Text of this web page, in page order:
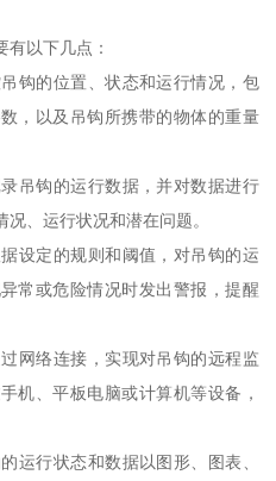
以下几点：
钩的位置、状态和运行情况，包
，以及吊钩所携带的物体的重量
吊钩的运行数据，并对数据进行
、运行状况和潜在问题。
设定的规则和阈值，对吊钩的运
常或危险情况时发出警报，提醒
网络连接，实现对吊钩的远程监
机、平板电脑或计算机等设备，
运行状态和数据以图形、图表、